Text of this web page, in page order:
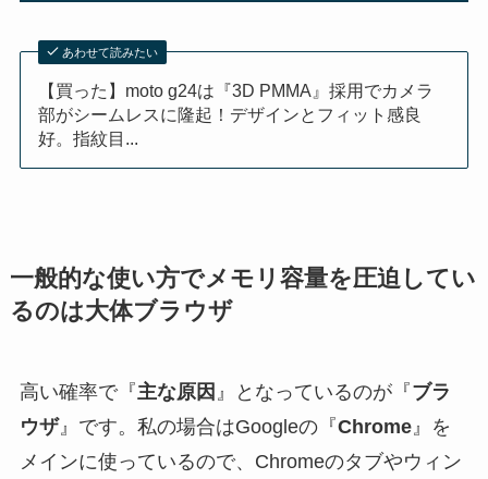
あわせて読みたい
【買った】moto g24は『3D PMMA』採用でカメラ
部がシームレスに隆起！デザインとフィット感良
好。指紋目...
一般的な使い方でメモリ容量を圧迫してい
るのは大体ブラウザ
高い確率で『主な原因 』となっているのが『ブラ
ウザ』です。私の場合はGoogleの『Chrome』を
メインに使っているので、Chromeのタブやウィン